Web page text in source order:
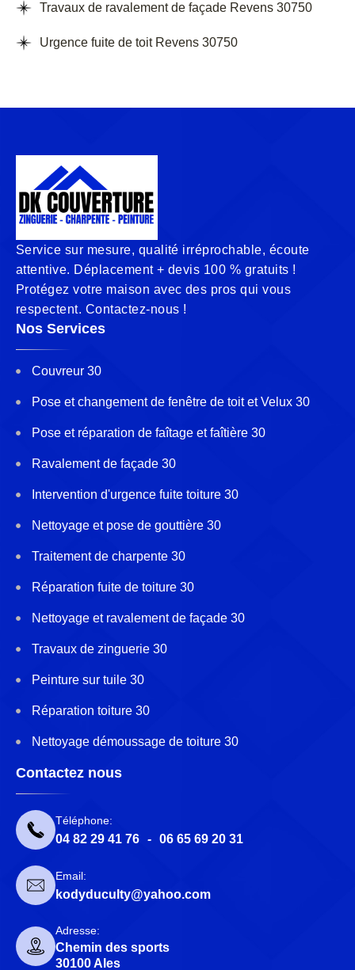
Travaux de ravalement de façade Revens 30750
Urgence fuite de toit Revens 30750
Service sur mesure, qualité irréprochable, écoute
attentive. Déplacement + devis 100 % gratuits !
Protégez votre maison avec des pros qui vous
respectent. Contactez-nous !
Nos Services
Couvreur 30
Pose et changement de fenêtre de toit et Velux 30
Pose et réparation de faîtage et faîtière 30
Ravalement de façade 30
Intervention d'urgence fuite toiture 30
Nettoyage et pose de gouttière 30
Traitement de charpente 30
Réparation fuite de toiture 30
Nettoyage et ravalement de façade 30
Travaux de zinguerie 30
Peinture sur tuile 30
Réparation toiture 30
Nettoyage démoussage de toiture 30
Contactez nous
Téléphone:
04 82 29 41 76 - 06 65 69 20 31
Email:
kodyduculty@yahoo.com
Adresse:
Chemin des sports
30100 Ales